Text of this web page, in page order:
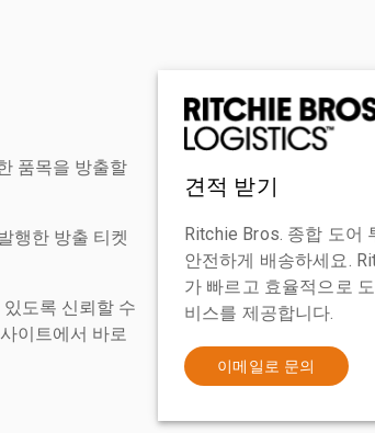
품목을 방출할
행한 방출 티켓
도록 신뢰할 수
이트에서 바로
견적 받기
Ritchie Bros. 종합 도어
안전하게 배송하세요.
가 빠르고 효율적으로
비스를 제공합니다.
이메일로 문의